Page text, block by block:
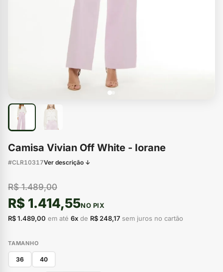
Camisa Vivian Off White - Iorane
#CLR10317Ver descrição ↓
R$ 1.489,00
R$ 1.414,55NO PIX
R$ 1.489,00 em até 6x de R$ 248,17 sem juros no cartão
TAMANHO
36 40